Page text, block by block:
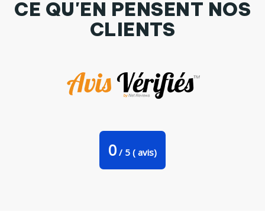
CE QU'EN PENSENT NOS
CLIENTS
0 / 5 ( avis)